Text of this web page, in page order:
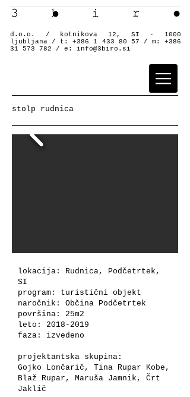
d.o.o. / kotnikova 12, SI - 1000
ljubljana / t:+386 1 433 80 57 / m:+386
31 573 782 / e: info@3biro.si
stolp rudnica
lokacija: Rudnica, Podčetrtek,
SI
program: turistični objekt
naročnik: Občina Podčetrtek
površina: 25m2
leto: 2018-2019
faza: izvedeno
projektantska skupina:
Gojko Lončarič, Tina Rupar Kobe,
Blaž Rupar, Maruša Jamnik, Črt
Jaklič